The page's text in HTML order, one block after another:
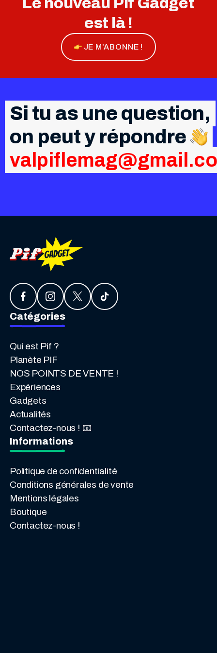
est là !
JE M’ABONNE !
Si tu as une question,
on peut y répondre
Catégories
Qui est Pif ?
Planète PIF
NOS POINTS DE VENTE !
Expériences
Gadgets
Actualités
Contactez-nous ! 📧
Informations
Politique de confidentialité
Conditions générales de vente
Mentions légales
Boutique
Contactez-nous !